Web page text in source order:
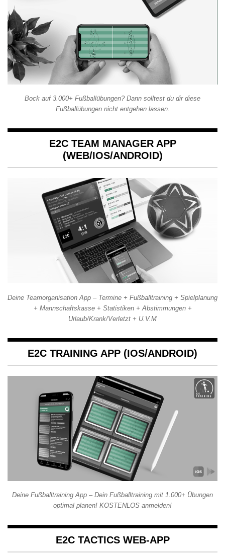
Bock auf 3.000+ Fußballübungen? Dann solltest du dir diese
Fußballübungen nicht entgehen lassen.
E2C TEAM MANAGER APP
(WEB/IOS/ANDROID)
Deine Teamorganisation App – Termine + Fußballtraining + Spielplanung
+ Mannschaftskasse + Statistiken + Abstimmungen +
Urlaub/Krank/Verletzt + U.V.M
E2C TRAINING APP (IOS/ANDROID)
Deine Fußballtraining App – Dein Fußballtraining mit 1.000+ Übungen
optimal planen! KOSTENLOS anmelden!
E2C TACTICS WEB-APP